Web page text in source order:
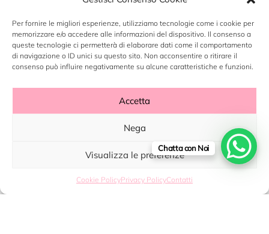
Per fornire le migliori esperienze, utilizziamo tecnologie come i cookie per
memorizzare e/o accedere alle informazioni del dispositivo. Il consenso a
queste tecnologie ci permetterà di elaborare dati come il comportamento
di navigazione o ID unici su questo sito. Non acconsentire o ritirare il
consenso può influire negativamente su alcune caratteristiche e funzioni.
Accetta
Nega
Visualizza le preferenze
Cookie PolicyPrivacy PolicyContatti
CONTATTI
DeZign Art
Chatta con Noi